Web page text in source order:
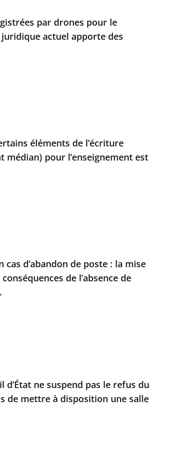
par drones pour le
actuel apporte des
éléments de l’écriture
pour l’enseignement est
d’abandon de poste : la mise
de l’absence de
d’État ne suspend pas le refus du
de mettre à disposition une salle